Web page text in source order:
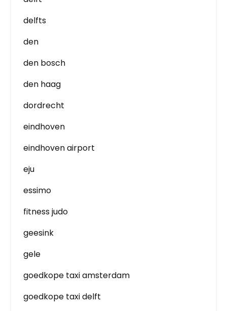
delfts
den
den bosch
den haag
dordrecht
eindhoven
eindhoven airport
eju
essimo
fitness judo
geesink
gele
goedkope taxi amsterdam
goedkope taxi delft